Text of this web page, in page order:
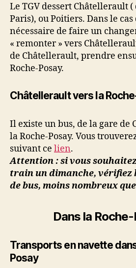
Le TGV dessert Châtellerault
Paris), ou Poitiers. Dans le
nécessaire de faire un
« remonter » vers
de Châtellerault, prendre
Roche-Posay.
Châtellerault vers la
Il existe un bus, de la gare de
la Roche-Posay. Vous
suivant ce lien.
Attention : si vous
train un dimanche, vérifiez
de bus, moins nombreux
Dans la
Transports en navette
Posay